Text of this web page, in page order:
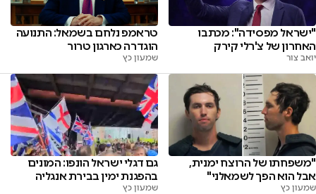
"ישראל מפסידה": מכתבו
האחרון של צ'רלי קירק
יואב צור
טראמפ נלחם בשמאל: התנועה
הוגדרה כארגון טרור
שמעון כץ
"משפחתו של הרוצח ימנית,
אבל הוא הפך לשמאלני"
שמעון כץ
גם דגלי ישראל הונפו: המונים
בהפגנת ימין בבירת אנגליה
שמעון כץ